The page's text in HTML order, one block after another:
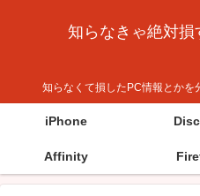
知らなきゃ絶対
知らなくて損したPC情報とかを
iPhone
Affinity